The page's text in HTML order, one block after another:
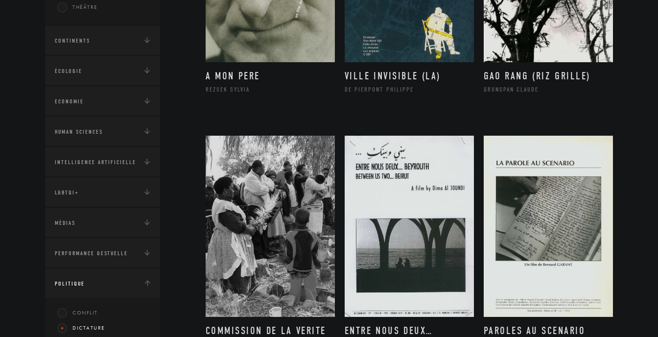
THÉÂTRE
CONTINENTS
ÉCOLOGIE
ECONOMIE
HUMAN SCIENCES
INTELLIGENCE ARTIFICIELLE
LGBTQI+
MÉDIAS
PERFORMANCE GESTUELLE
POLITIQUE
CONFLIT
DICTATURE
A MON PERE
REZSEK SYLVIA
VILLE INVISIBLE (LA)
DE PIERPONT PHILIPPE
GAO RANG (RIZ GRILLE)
GRUNSPAN CLAUDE
COMMISSION DE LA VERITE
ENTRE NOUS DEUX…
PAROLES AU SCENARIO